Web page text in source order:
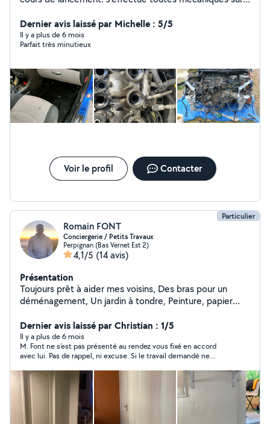
ou en profondeur des véhicules. N'hésitez pas à me
contacter ;)
Dernier avis laissé par Michelle : 5/5
Il y a plus de 6 mois
Parfait très minutieux
Voir le profil Contacter
Particulier
Romain FONT
Conciergerie / Petits Travaux
Perpignan (Bas Vernet Est 2)
4,1/5 (14 avis)
Présentation
Toujours prêt à aider mes voisins, Des bras pour un
déménagement, Un jardin à tondre, Peinture, papier
rideaux Donner une seconde vie à vos meubles anciens,
Ponçage Fenêtres, Portes, Murs, Capable de faire de
l'enduit, Nettoyage de voitures, Entretien et Ménage,
Bon bricoleur pour petit travaux en tout genre. Possède
tout type d'outils. N'hésitez pas, je répond à vos
questions et demandes rapidement. Cordialement.
Dernier avis laissé par Christian : 1/5
Il y a plus de 6 mois
M. Font ne s'est pas présenté au rendez vous fixé en accord
avec lui. Pas de rappel, ni excuse. Si le travail demandé ne
savoir. Résultat total discrédit de ce monsieur ET du site
"Allovoisins". CQFDire. Cordialement